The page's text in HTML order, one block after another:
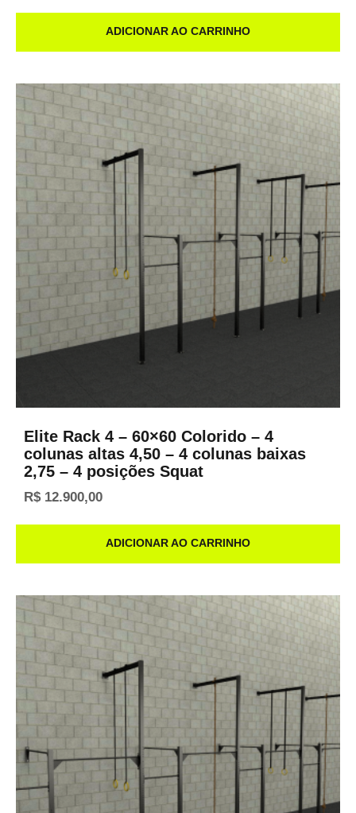
ADICIONAR AO CARRINHO
Elite Rack 4 – 60×60 Colorido – 4
colunas altas 4,50 – 4 colunas baixas
2,75 – 4 posições Squat
R$12.900,00
ADICIONAR AO CARRINHO